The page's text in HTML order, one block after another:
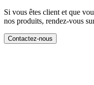
Si vous êtes client et que
nos produits, rendez-vous
Contactez-nous